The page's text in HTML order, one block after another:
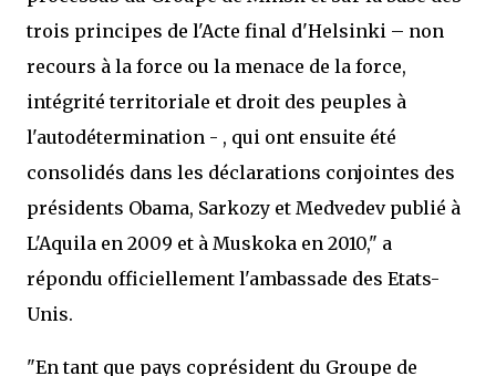
trois principes de l'Acte final d'Helsinki – non
recours à la force ou la menace de la force,
intégrité territoriale et droit des peuples à
l'autodétermination - , qui ont ensuite été
consolidés dans les déclarations conjointes des
présidents Obama, Sarkozy et Medvedev publié à
L'Aquila en 2009 et à Muskoka en 2010," a
répondu officiellement l'ambassade des Etats-
Unis.
"En tant que pays coprésident du Groupe de